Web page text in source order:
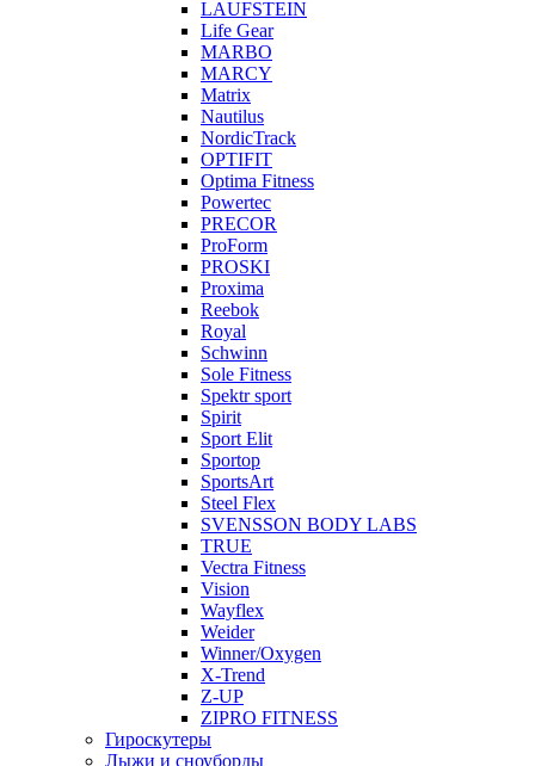
LAUFSTEIN
Life Gear
MARBO
MARCY
Matrix
Nautilus
NordicTrack
OPTIFIT
Optima Fitness
Powertec
PRECOR
ProForm
PROSKI
Proxima
Reebok
Royal
Schwinn
Sole Fitness
Spektr sport
Spirit
Sport Elit
Sportop
SportsArt
Steel Flex
SVENSSON BODY LABS
TRUE
Vectra Fitness
Vision
Wayflex
Weider
Winner/Oxygen
X-Trend
Z-UP
ZIPRO FITNESS
Гироскутеры
Лыжи и сноуборды